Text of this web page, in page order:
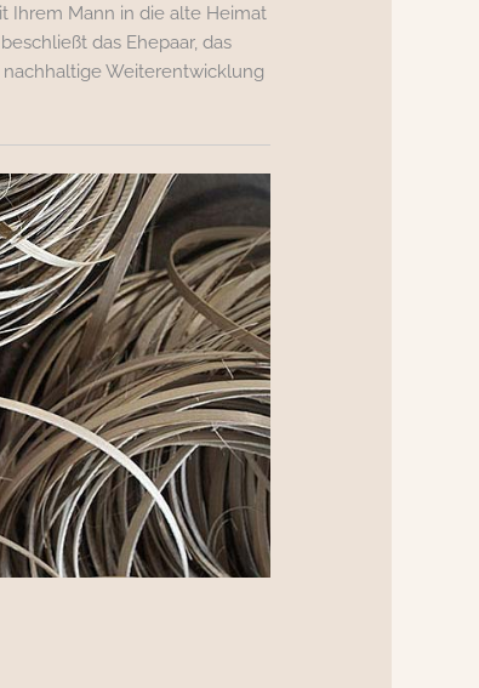
Ihrem Mann in die alte Heimat
das Ehepaar, das
Weiterentwicklung